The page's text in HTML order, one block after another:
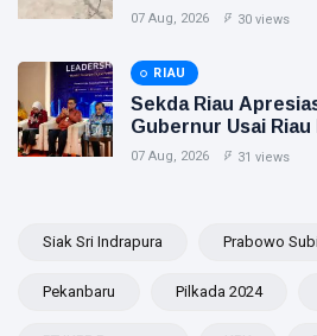
07 Aug, 2026 30 views
RIAU
Sekda Riau
Gubernur Usai
ADLG Awards 2026
07 Aug, 2026 31 views
Siak Sri Indrapura Prabowo
Pekanbaru Pilkada 2024